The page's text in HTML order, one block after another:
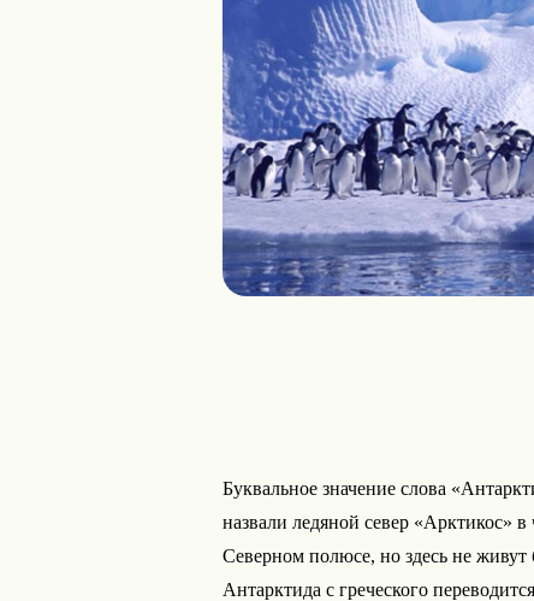
Буквальное значение слова
назвали ледяной север «Арктикос»
Северном полюсе, но здесь не живут
Антарктида с греческого